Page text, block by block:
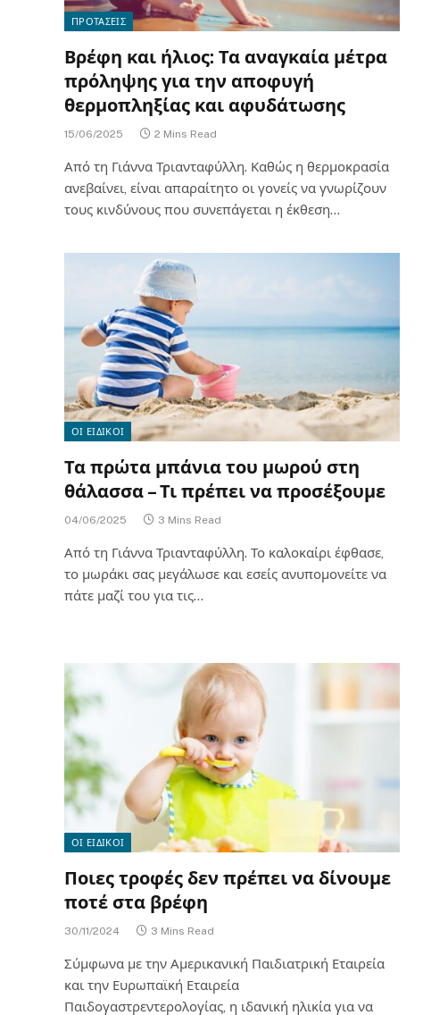
ΠΡΟΤΑΣΕΙΣ
Βρέφη και ήλιος: Τα αναγκαία μέτρα
πρόληψης για την αποφυγή
θερμοπληξίας και αφυδάτωσης
15/06/2025 2 Mins Read
Από τη Γιάννα Τριανταφύλλη. Καθώς η θερμοκρασία
ανεβαίνει, είναι απαραίτητο οι γονείς να γνωρίζουν
τους κινδύνους που συνεπάγεται η έκθεση…
ΟΙ ΕΙΔΙΚΟΙ
Τα πρώτα μπάνια του μωρού στη
θάλασσα – Τι πρέπει να προσέξουμε
04/06/2025 3 Mins Read
Από τη Γιάννα Τριανταφύλλη. Το καλοκαίρι έφθασε,
το μωράκι σας μεγάλωσε και εσείς ανυπομονείτε να
πάτε μαζί του για τις…
ΟΙ ΕΙΔΙΚΟΙ
Ποιες τροφές δεν πρέπει να δίνουμε
ποτέ στα βρέφη
30/11/2024 3 Mins Read
Σύμφωνα με την Αμερικανική Παιδιατρική Εταιρεία
και την Ευρωπαϊκή Εταιρεία
Παιδογαστρεντερολογίας, η ιδανική ηλικία για να